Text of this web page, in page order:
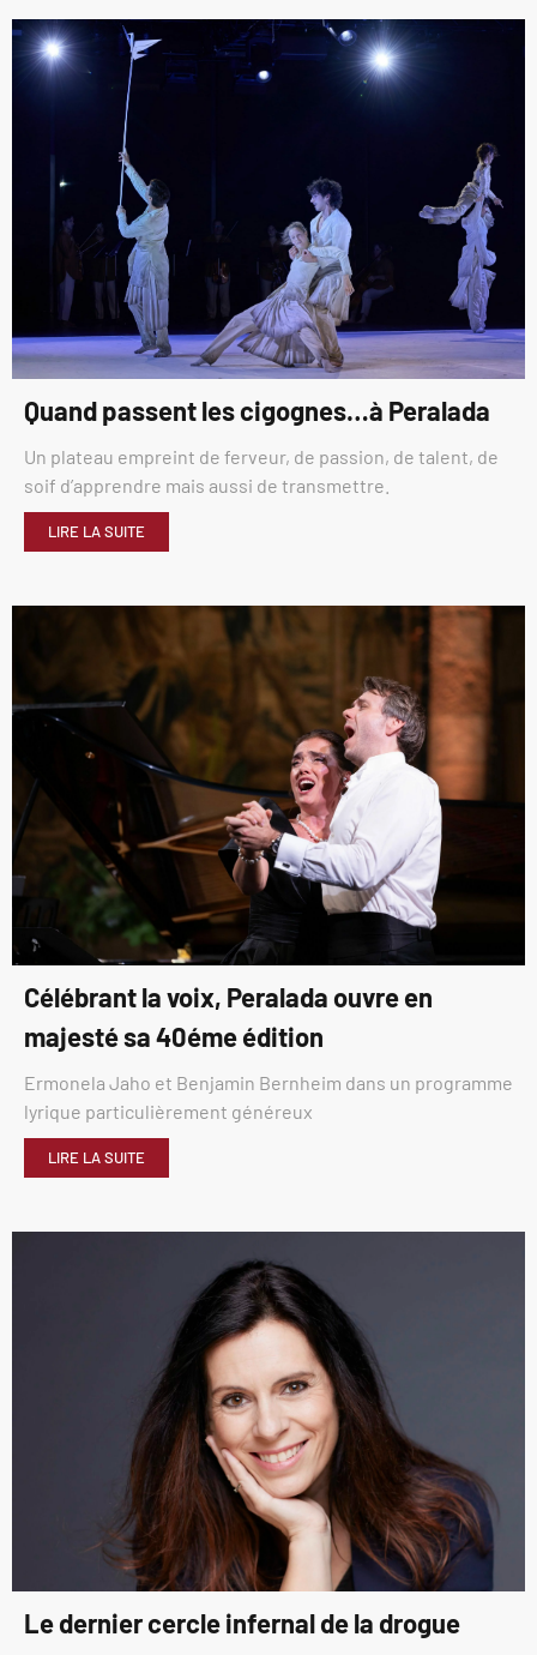
Quand passent les cigognes…à Peralada
Un plateau empreint de ferveur, de passion, de talent, de
soif d’apprendre mais aussi de transmettre.
LIRE LA SUITE
Célébrant la voix, Peralada ouvre en
majesté sa 40éme édition
Ermonela Jaho et Benjamin Bernheim dans un programme
lyrique particulièrement généreux
LIRE LA SUITE
Le dernier cercle infernal de la drogue